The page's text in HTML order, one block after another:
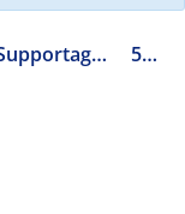
Supportage et accessoires 595033